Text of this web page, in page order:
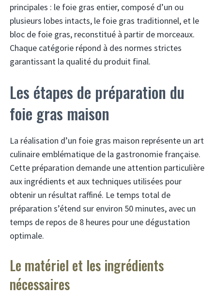
principales : le foie gras entier, composé d’un ou
plusieurs lobes intacts, le foie gras traditionnel, et le
bloc de foie gras, reconstitué à partir de morceaux.
Chaque catégorie répond à des normes strictes
garantissant la qualité du produit final.
Les étapes de préparation du
foie gras maison
La réalisation d’un foie gras maison représente un art
culinaire emblématique de la gastronomie française.
Cette préparation demande une attention particulière
aux ingrédients et aux techniques utilisées pour
obtenir un résultat raffiné. Le temps total de
préparation s’étend sur environ 50 minutes, avec un
temps de repos de 8 heures pour une dégustation
optimale.
Le matériel et les ingrédients
nécessaires